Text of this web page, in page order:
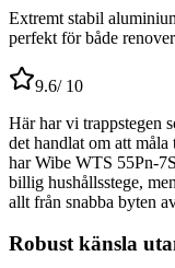
Extremt stabil
perfekt för både
9.6/ 10
Här har vi trappstegen
det handlat om att
har Wibe WTS 55Pn-
billig hushållsstege,
allt från snabba byten
Robust känsla